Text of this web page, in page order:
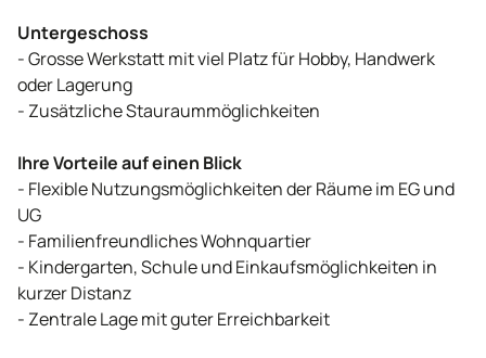
Untergeschoss
- Grosse Werkstatt mit viel Platz für Hobby, Handwerk
oder Lagerung
- Zusätzliche Stauraummöglichkeiten
Ihre Vorteile auf einen Blick
- Flexible Nutzungsmöglichkeiten der Räume im EG und
UG
- Familienfreundliches Wohnquartier
- Kindergarten, Schule und Einkaufsmöglichkeiten in
kurzer Distanz
- Zentrale Lage mit guter Erreichbarkeit